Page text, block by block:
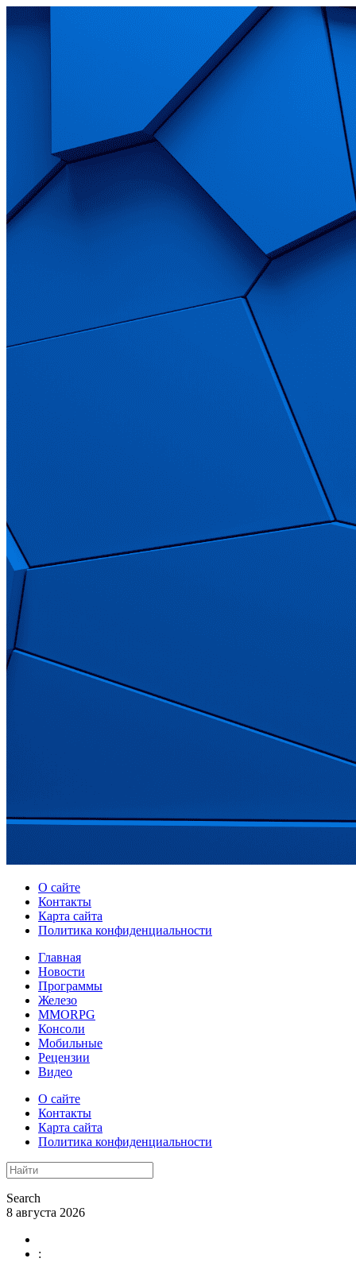
О сайте
Контакты
Карта сайта
Политика конфиденциальности
Главная
Новости
Программы
Железо
MMORPG
Консоли
Мобильные
Рецензии
Видео
О сайте
Контакты
Карта сайта
Политика конфиденциальности
Search
8 августа 2026
: